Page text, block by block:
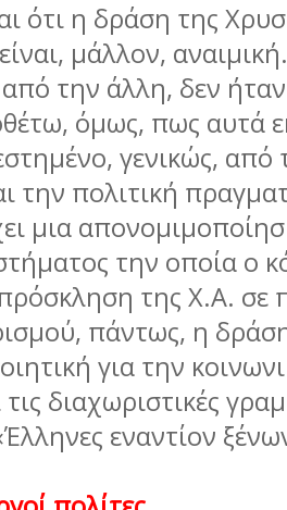
ότι η δράση της
μάλλον,
την άλλη, δεν
όμως, πως αυτά
γενικώς, από
την πολιτική
μια
την οποία ο
της Χ.Α. σε
πάντως, η
για την
διαχωριστικές
εναντίον